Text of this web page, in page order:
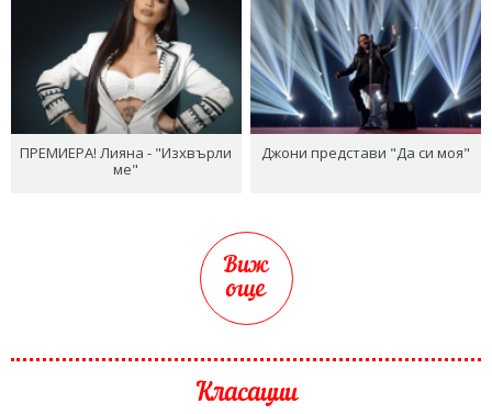
ПРЕМИЕРА! Лияна - "Изхвърли
ме"
Джони представи "Да си моя"
Виж
още
Класации